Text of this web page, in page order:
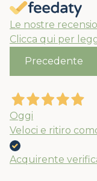
Le nostre
Clicca qui per
Precedente
Oggi
Veloci e ritiro
Acquirente